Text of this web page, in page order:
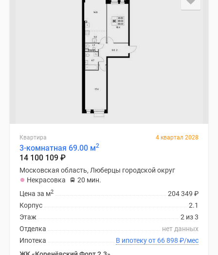
Квартира 4 квартал 2028
3-комнатная 69.00 м2
14 100 109 ₽
Московская область, Люберцы городской округ
Некрасовка
20 мин.
204 349 ₽
Цена за м2
2.1
Корпус
2 из 3
Этаж
нет данных
Отделка
В ипотеку от 66 898 ₽/мес
Ипотека